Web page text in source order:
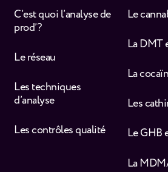
C’est quoi l’analyse de
prod’ ?
Le réseau
Les techniques
d’analyse
Les contrôles qualité
Le
La DMT
La
Les
Le GHB
La